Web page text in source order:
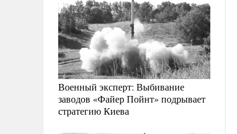
Военный эксперт: Выбивание
заводов «Файер Пойнт» подрывает
стратегию Киева